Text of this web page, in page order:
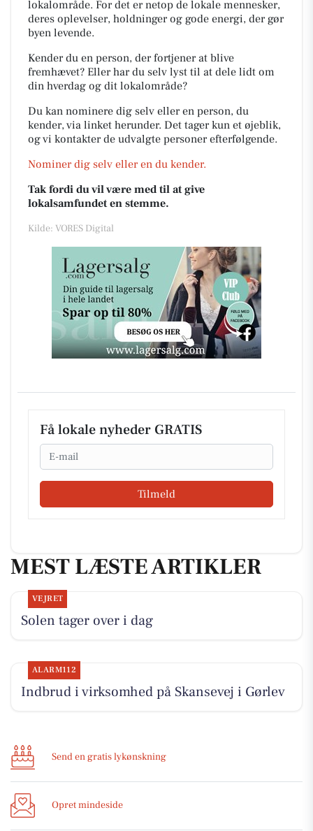
lokalområde. For det er netop de lokale mennesker,
deres oplevelser, holdninger og gode energi, der gør
byen levende.
Kender du en person, der fortjener at blive
fremhævet? Eller har du selv lyst til at dele lidt om
din hverdag og dit lokalområde?
Du kan nominere dig selv eller en person, du
kender, via linket herunder. Det tager kun et øjeblik,
og vi kontakter de udvalgte personer efterfølgende.
Nominer dig selv eller en du kender.
Tak fordi du vil være med til at give
lokalsamfundet en stemme.
Kilde: VORES Digital
Få lokale nyheder GRATIS
Email
Tilmeld
MEST LÆSTE ARTIKLER
VEJRET
Solen tager over i dag
ALARM112
Indbrud i virksomhed på Skansevej i Gørlev
Send en gratis lykønskning
Opret mindeside